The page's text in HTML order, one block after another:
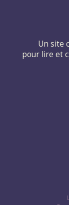
Un site
pour lire et